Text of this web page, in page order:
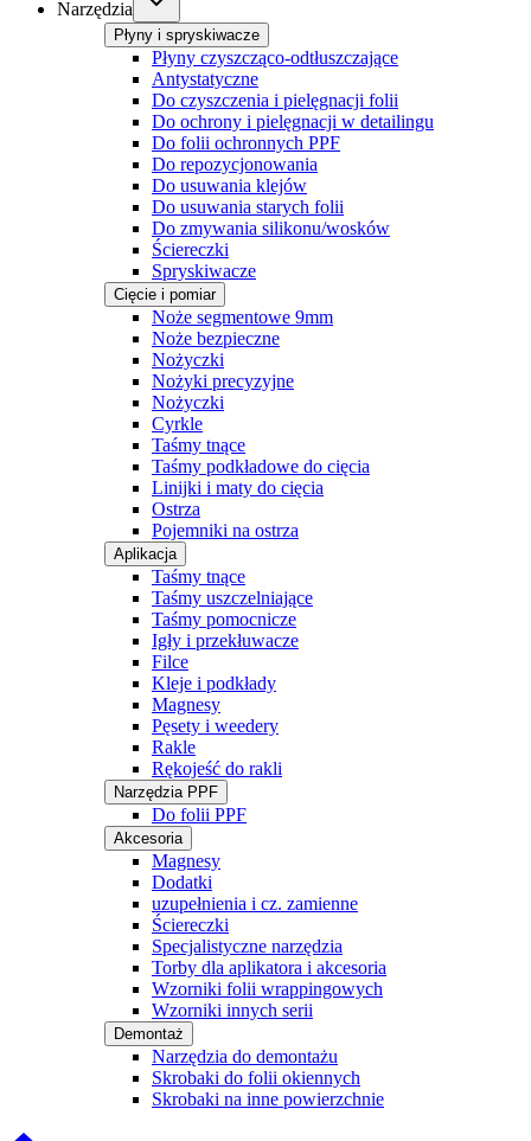
Narzędzia
Płyny i spryskiwacze
Płyny czyszcząco-odtłuszczające
Antystatyczne
Do czyszczenia i pielęgnacji folii
Do ochrony i pielęgnacji w detailingu
Do folii ochronnych PPF
Do repozycjonowania
Do usuwania klejów
Do usuwania starych folii
Do zmywania silikonu/wosków
Ściereczki
Spryskiwacze
Cięcie i pomiar
Noże segmentowe 9mm
Noże bezpieczne
Nożyczki
Nożyki precyzyjne
Nożyczki
Cyrkle
Taśmy tnące
Taśmy podkładowe do cięcia
Linijki i maty do cięcia
Ostrza
Pojemniki na ostrza
Aplikacja
Taśmy tnące
Taśmy uszczelniające
Taśmy pomocnicze
Igły i przekłuwacze
Filce
Kleje i podkłady
Magnesy
Pęsety i weedery
Rakle
Rękojeść do rakli
Narzędzia PPF
Do folii PPF
Akcesoria
Magnesy
Dodatki
uzupełnienia i cz. zamienne
Ściereczki
Specjalistyczne narzędzia
Torby dla aplikatora i akcesoria
Wzorniki folii wrappingowych
Wzorniki innych serii
Demontaż
Narzędzia do demontażu
Skrobaki do folii okiennych
Skrobaki na inne powierzchnie